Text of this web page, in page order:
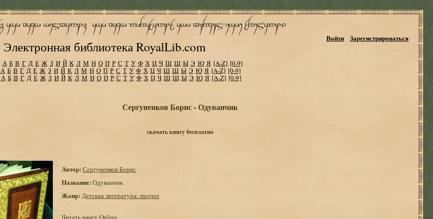
Электронная библиотека RoyalLib.com
Войти Зарегистрироваться
А Б В Г Д Е Ж З И Й К Л М Н О П Р С Т У Ф Х Ц Ч Ш Щ Ы Э Ю Я [A-Z] [0-9]
А Б В Г Д Е Ж З И Й К Л М Н О П Р С Т У Ф Х Ц Ч Ш Щ Ы Э Ю Я [A-Z] [0-9]
А Б В Г Д Е Ж З И Й К Л М Н О П Р С Т У Ф Х Ц Ч Ш Щ Ы Э Ю Я [A-Z] [0-9]
Сергуненков Борис - Одуванчик
скачать книгу бесплатно
Автор: Сергуненков Борис
Название: Одуванчик
Жанр: Детская литература: прочее
Читать книгу Online